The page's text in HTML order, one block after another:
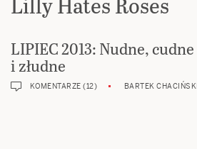
LIPIEC 2013: Nudne, cudne
i złudne
KOMENTARZE (12) BARTEK CHACIŃSKI